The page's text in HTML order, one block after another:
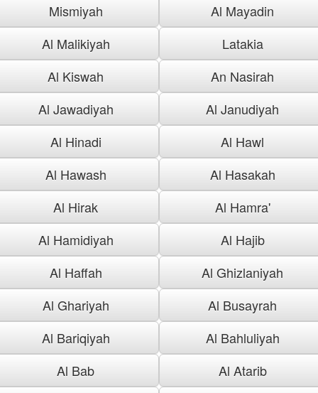
Mismiyah
Al Mayadin
Al Malikiyah
Latakia
Al Kiswah
An Nasirah
Al Jawadiyah
Al Janudiyah
Al Hinadi
Al Hawl
Al Hawash
Al Hasakah
Al Hirak
Al Hamra'
Al Hamidiyah
Al Hajib
Al Haffah
Al Ghizlaniyah
Al Ghariyah
Al Busayrah
Al Bariqiyah
Al Bahluliyah
Al Bab
Al Atarib